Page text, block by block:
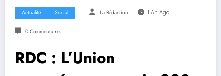
Actualité Social La Rédaction 1 An Ago
0 Commentaires
RDC : L’Union